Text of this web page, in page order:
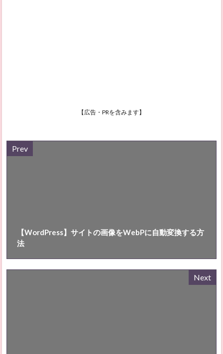
【広告・PRを含みます】
Prev
【WordPress】サイトの画像をWebPに自動変換する方
法
Next